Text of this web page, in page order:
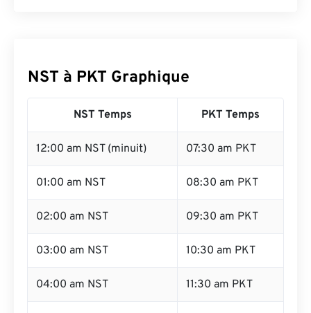
NST à PKT Graphique
NST Temps PKT Temps
12:00 am NST (minuit) 07:30 am PKT
01:00 am NST 08:30 am PKT
02:00 am NST 09:30 am PKT
03:00 am NST 10:30 am PKT
04:00 am NST 11:30 am PKT